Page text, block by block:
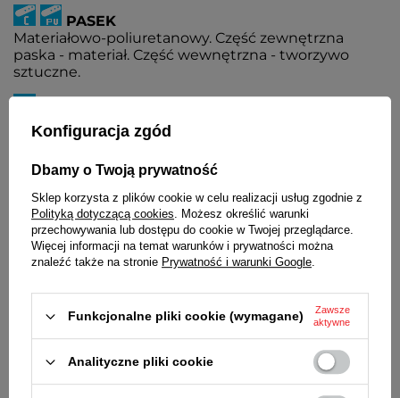
PASEK
Materiałowo-poliuretanowy. Część zewnętrzna
paska - materiał. Część wewnętrzna - tworzywo
sztuczne.
Podczas niskiego poziomu naładowania
skokowo co 2 sekundy.
MECHANIZM
MYIOTA
ŚREDNICA KOPERTY
40 mm
ŚREDNICA SZKIEŁKA
SZEROKOŚĆ PASKA
Konfiguracja zgód
Dbamy o Twoją prywatność
Sklep korzysta z plików cookie w celu realizacji usług zgodnie z
Polityką dotyczącą cookies. Możesz określić warunki
przechowywania lub dostępu do cookie w Twojej przeglądarce.
Więcej informacji na temat warunków i prywatności można
znaleźć także na stronie Prywatność i warunki Google.
Funkcjonalne pliki cookie (wymagane)
Zawsze
aktywne
Analityczne pliki cookie